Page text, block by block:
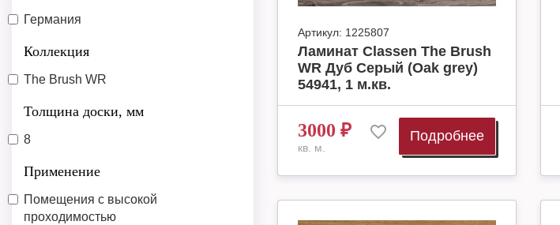
Германия
Коллекция
The Brush WR
Толщина доски, мм
8
Применение
Помещения с высокой
проходимостью
Артикул: 1225807
Ламинат Classen The Brush
WR Дуб Серый (Oak grey)
54941, 1 м.кв.
3000 ₽
кв. м.
Подробнее